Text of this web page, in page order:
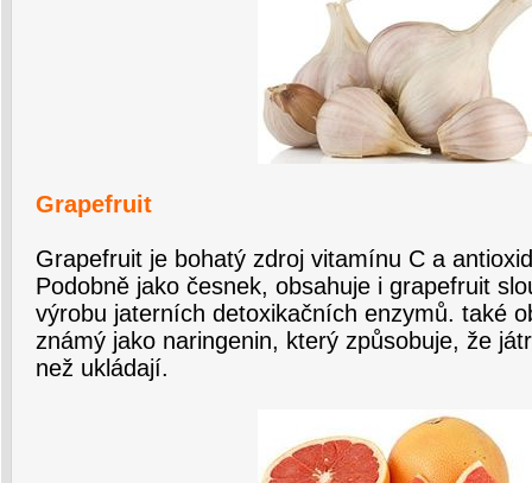
Grapefruit
Grapefruit je bohatý zdroj vitamínu C a
Podobně jako česnek, obsahuje i grapefruit
výrobu jaterních detoxikačních enzymů. také
známý jako naringenin, který způsobuje, že
než ukládají.